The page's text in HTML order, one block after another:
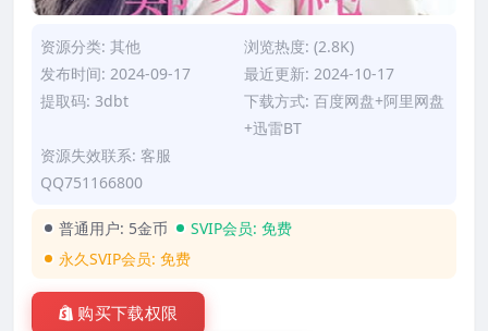
资源分类: 其他
浏览热度: (2.8K)
发布时间: 2024-09-17
最近更新: 2024-10-17
提取码: 3dbt
下载方式: 百度网盘+阿里网盘
+迅雷BT
资源失效联系: 客服
QQ751166800
普通用户: 5金币 SVIP会员: 免费
永久SVIP会员: 免费
购买下载权限